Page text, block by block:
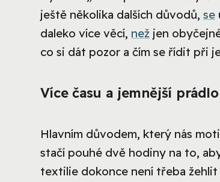
ještě několika dalších důvodů, se
daleko více věcí, než jen
co si dát pozor a čím se řídit při
Více času a jemnější prádlo
Hlavním důvodem, který nás
stačí pouhé dvě hodiny na to,
textilie dokonce není třeba